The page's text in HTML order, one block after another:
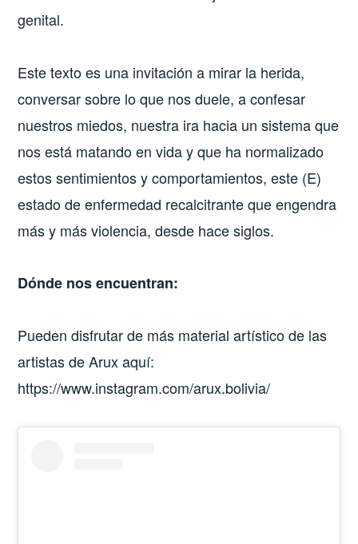
genital.
Este texto es una invitación a mirar la herida,
conversar sobre lo que nos duele, a confesar
nuestros miedos, nuestra ira hacia un sistema que
nos está matando en vida y que ha normalizado
estos sentimientos y comportamientos, este (E)
estado de enfermedad recalcitrante que engendra
más y más violencia, desde hace siglos.
Dónde nos encuentran:
Pueden disfrutar de más material artístico de las
artistas de Arux aquí:
https://www.instagram.com/arux.bolivia/